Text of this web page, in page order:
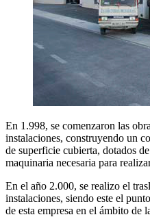
En 1.998, se comenzaron las
instalaciones, construyendo un
de superficie cubierta, dotados
maquinaria necesaria para
En el año 2.000, se realizo el
instalaciones, siendo este el
de esta empresa en el ámbito de